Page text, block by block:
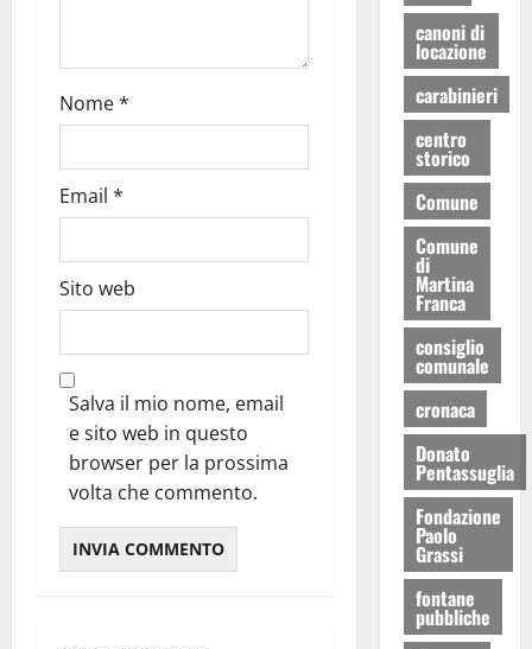
Nome*
Email *
Sito web
Salva il mio nome, email
e sito web in questo
browser per la prossima
volta che commento.
canoni di
locazione
carabinieri
centro
storico
Comune
Comune
di
Martina
Franca
consiglio
comunale
cronaca
Donato
Pentassuglia
Fondazione
Paolo
Grassi
fontane
pubbliche